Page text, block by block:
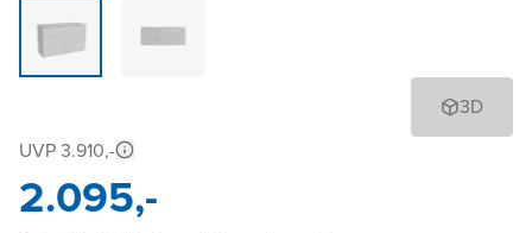
3D
UVP 3.910,-
2.095,-